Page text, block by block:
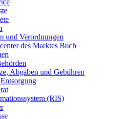
und Verordnungen
des Marktes Buch
Abgaben und Gebühren
(RIS)